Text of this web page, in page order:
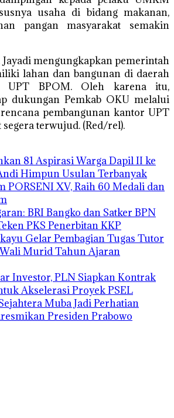
usaha di bidang makanan,
pangan masyarakat semakin
mengungkapkan pemerintah
lahan dan bangunan di daerah
UPT BPOM. Oleh karena itu,
dukungan Pemkab OKU melalui
pembangunan kantor UPT
terwujud. (Red/rel).
81 Aspirasi Warga Dapil II ke
Himpun Usulan Terbanyak
PORSENI XV, Raih 60 Medali dan
BRI Bangko dan Satker BPN
PKS Penerbitan KKP
Gelar Pembagian Tugas Tutor
Murid Tahun Ajaran
Investor, PLN Siapkan Kontrak
Akselerasi Proyek PSEL
Muba Jadi Perhatian
Presiden Prabowo